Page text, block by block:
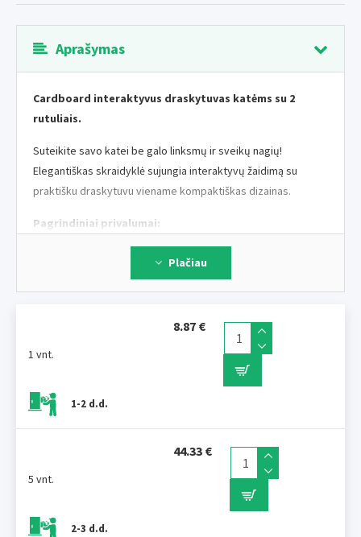
1 vnt.
1-2 d.d.
8.87 €
5 vnt.
2-3 d.d.
44.33 €
Aprašymas
Cardboard interaktyvus draskytuvas katėms su 2
rutuliais.
Suteikite savo katei be galo linksmų ir sveikų nagių!
Elegantiškas skraidyklė sujungia interaktyvų žaidimą su
praktišku draskytuvu viename kompaktiškas dizainas.
Pagrindiniai privalumai:
- Interaktyvus žaismas– du rutuliai, kuris suka ir rieda,
pažadina katės natūralius medžioklės instinktus ir pramogų
– Patvarios medžiagos gali stovėti
dažnai žaisti ir braižytis. naujas dizainas – tinka bet kokiam
- Sauga ir stabilumas
– Tinka matmenys ch ir didesni
- Veikla palaikymas
- Lengva priežiūra
Plačiau